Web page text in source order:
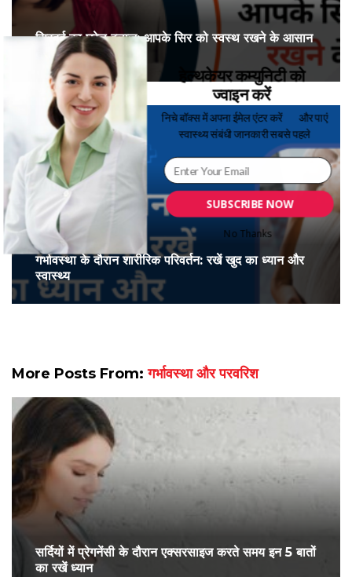
सिरदर्द का घरेलू इलाज: आपके सिर को स्वस्थ रखने के आसान
तरीके
गर्भावस्था के दौरान शारीरिक परिवर्तन: रखें खुद का ध्यान और
स्वास्थ्य
More Posts From:गर्भावस्था और परवरिश
सर्द‍ियों में प्रेगनेंसी के दौरान एक्सरसाइज करते समय इन 5 बातों
का रखें ध्यान
SUBSCRIBE NOW
हेल्थकेयर कम्युनिटी को
ज्वाइन करें
निचे बॉक्स में अपना ईमेल एंटर करें
और पाएं
स्वास्थ्य संबंधी जानकारी सबसे पहले
No Thanks
POWERED BY